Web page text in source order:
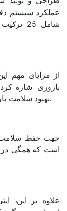
عملکرد سیستم
شامل
از مزایای مهم
باروری اشاره
بهبود سلامت باروری و همچنین تقویت قوای جنسی کمک کرد.
جهت حفظ سلامت
علاوه بر این،